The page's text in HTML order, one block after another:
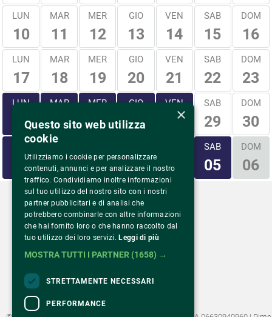
LUN
10
MAR
11
MER
12
GIO
13
VEN
14
SAB
15
DOM
16
LUN
17
MAR
18
MER
19
GIO
20
VEN
21
SAB
22
DOM
23
LUN
24
MAR
25
MER
26
GIO
27
VEN
28
SAB
29
DOM
30
31 01 02 03 04
SAB
05
DOM
06
Via Monte Rosa 81
20149 Milano – Italia
×
Questo sito web utilizza
cookie
Utilizziamo i cookie per personalizzare
contenuti, annunci e per analizzare il nostro
traffico. Condividiamo inoltre informazioni
sul tuo utilizzo del nostro sito con i nostri
partner pubblicitari e di analisi che
potrebbero combinarle con altre informazioni
che hai fornito loro o che hanno raccolto dal
tuo utilizzo dei loro servizi. Leggi di più
MOSTRA TUTTI I PARTNER (1658) →
STRETTAMENTE NECESSARI
PERFORMANCE